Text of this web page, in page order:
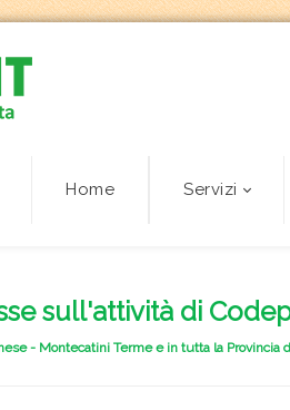
Home Servizi
sull'attività di
- Montecatini Terme e in tutta la Provincia